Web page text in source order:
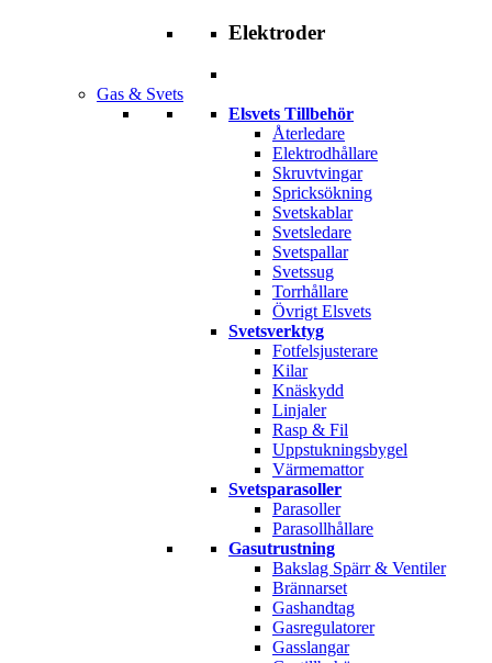
Elektroder
Gas & Svets
Elsvets Tillbehör
Återledare
Elektrodhållare
Skruvtvingar
Spricksökning
Svetskablar
Svetsledare
Svetspallar
Svetssug
Torrhållare
Övrigt Elsvets
Svetsverktyg
Fotfelsjusterare
Kilar
Knäskydd
Linjaler
Rasp & Fil
Uppstukningsbygel
Värmemattor
Svetsparasoller
Parasoller
Parasollhållare
Gasutrustning
Bakslag Spärr & Ventiler
Brännarset
Gashandtag
Gasregulatorer
Gasslangar